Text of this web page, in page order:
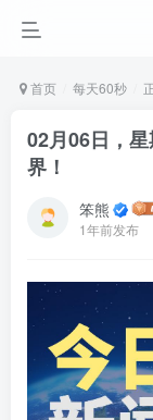
首页 每天60秒
02月06日，
界！
笨熊
1年前发布